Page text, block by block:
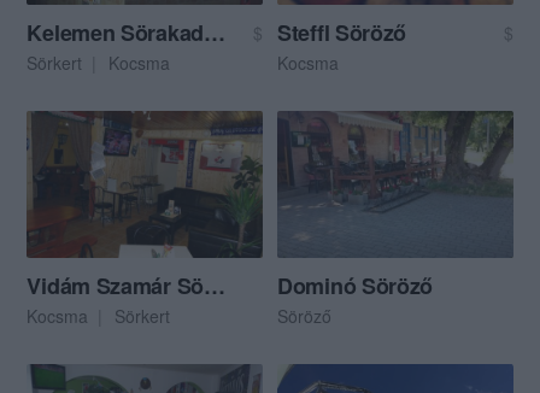
Kelemen Sörakadémia
$
Sörkert
Kocsma
Steffl Söröző
$
Kocsma
Vidám Szamár Söröző
Kocsma Sörkert
Dominó Söröző
Söröző